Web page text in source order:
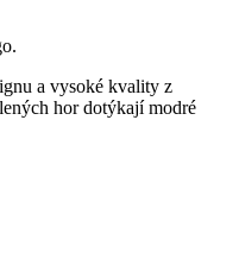
a vysoké kvality z
hor dotýkají modré